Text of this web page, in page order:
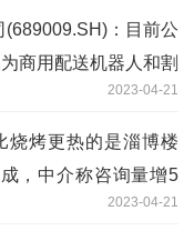
：目前公
商用配送机器人和割
2023-04-21
烧烤更热的是淄博楼
，中介称咨询量增5
2023-04-21